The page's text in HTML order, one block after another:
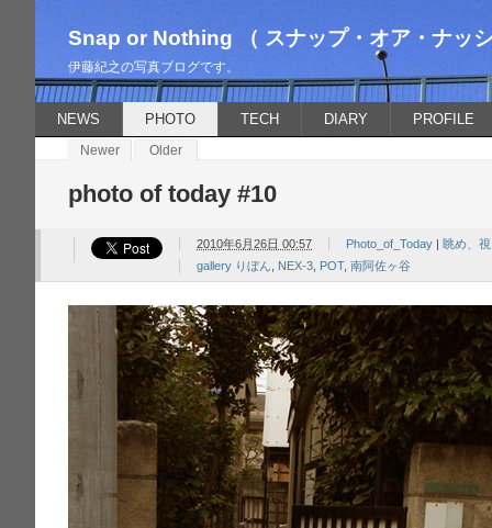
Snap or Nothing （ スナップ・オア・ナッ
伊藤紀之の写真ブログです。
NEWS PHOTO TECH DIARY PROFILE
Newer Older
photo of today #10
2010年6月26日 00:57 Photo_of_Today
眺め、
gallery りぼん
NEX-3 POT,南阿佐ヶ谷